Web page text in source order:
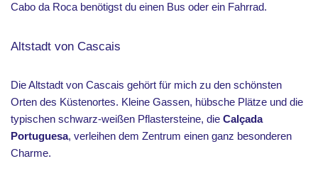
Cabo da Roca benötigst du einen Bus oder ein Fahrrad.
Altstadt von Cascais
Die Altstadt von Cascais gehört für mich zu den schönsten
Orten des Küstenortes. Kleine Gassen, hübsche Plätze und die
typischen schwarz-weißen Pflastersteine, die Calçada
Portuguesa, verleihen dem Zentrum einen ganz besonderen
Charme.